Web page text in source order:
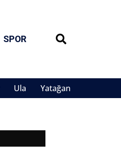
SPOR
Ula Yatağan